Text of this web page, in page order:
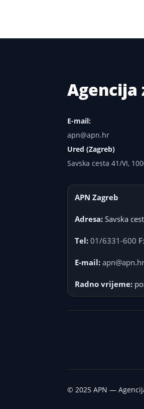
E-mail:
apn@apn.hr
Ured (Zagreb)
Savska cesta 41/VI,
APN Zagreb
Adresa: Savska
Tel: 01/6331-600
E-mail: apn@apn.hr
Radno vrijeme:
©2025 APN —